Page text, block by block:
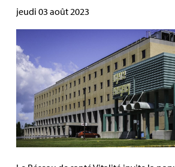
jeudi 03 août 2023